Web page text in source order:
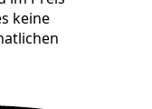
keine